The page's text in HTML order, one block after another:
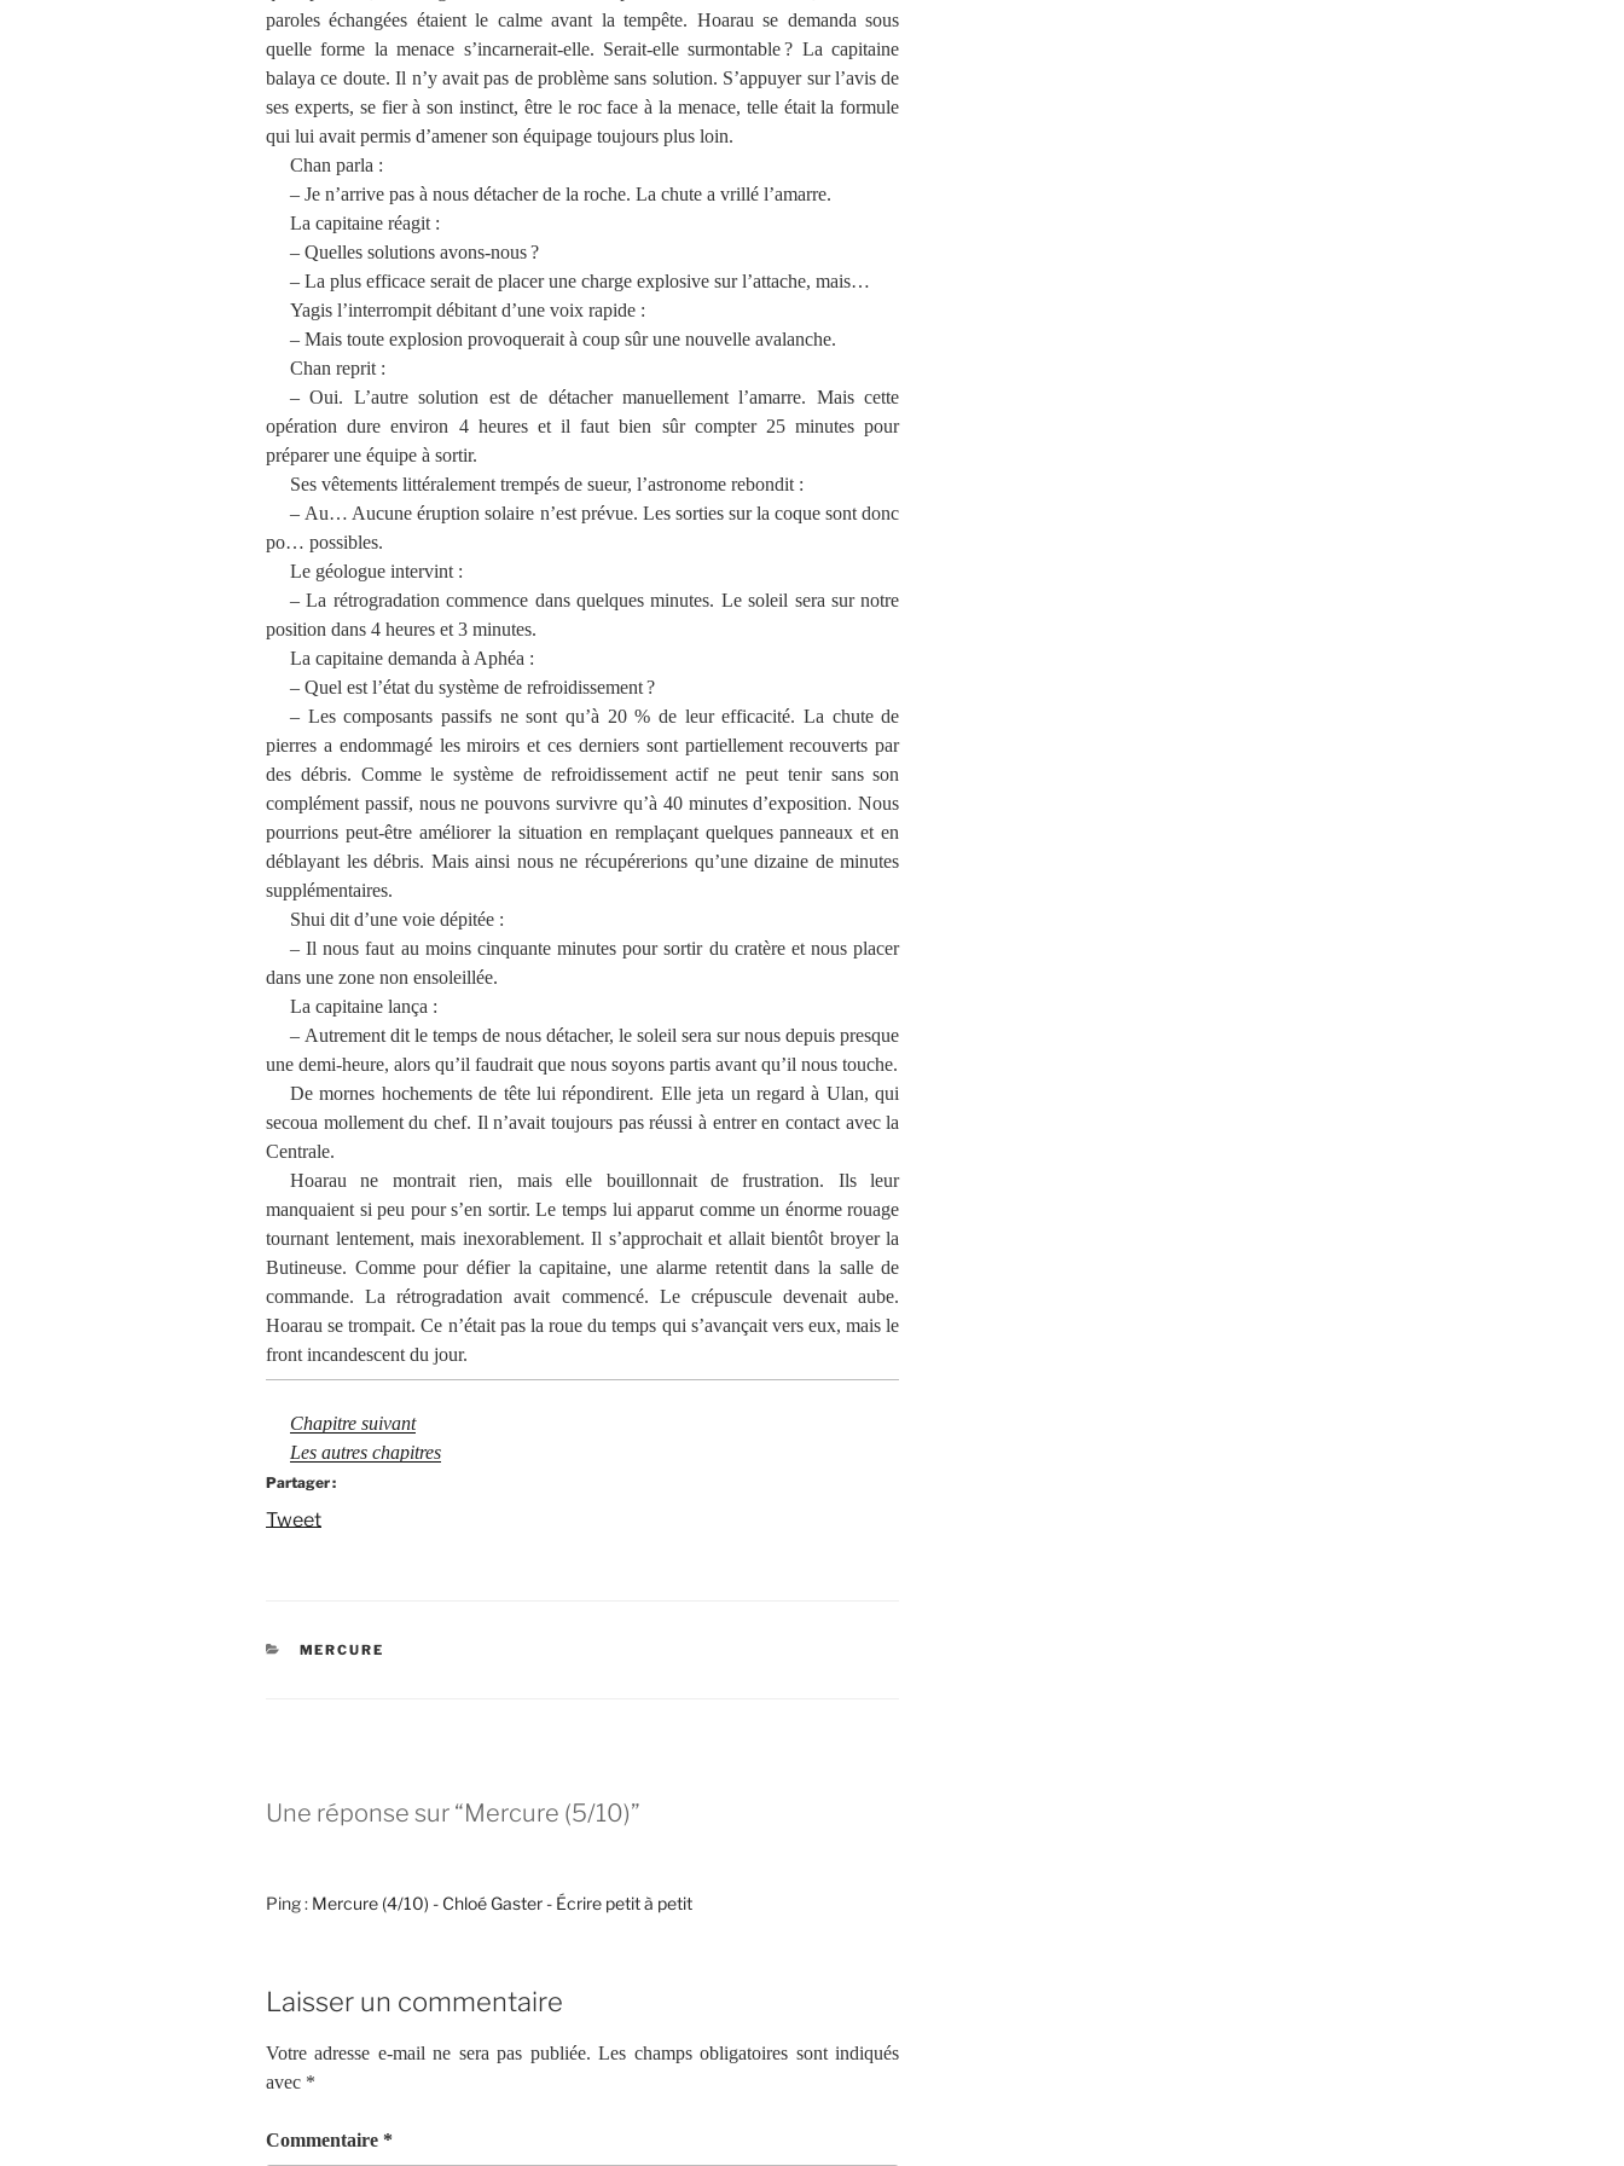
paroles échangées étaient le calme avant la tempête. Hoarau se demanda sous
quelle forme la menace s’incarnerait-elle. Serait-elle surmontable ? La capitaine
balaya ce doute. Il n’y avait pas de problème sans solution. S’appuyer sur l’avis de
ses experts, se fier à son instinct, être le roc face à la menace, telle était la formule
qui lui avait permis d’amener son équipage toujours plus loin.
Chan parla :
– Je n’arrive pas à nous détacher de la roche. La chute a vrillé l’amarre.
La capitaine réagit :
– Quelles solutions avons-nous ?
– La plus efficace serait de placer une charge explosive sur l’attache, mais…
Yagis l’interrompit débitant d’une voix rapide :
– Mais toute explosion provoquerait à coup sûr une nouvelle avalanche.
Chan reprit :
– Oui. L’autre solution est de détacher manuellement l’amarre. Mais cette
opération dure environ 4 heures et il faut bien sûr compter 25 minutes pour
préparer une équipe à sortir.
Ses vêtements littéralement trempés de sueur, l’astronome rebondit :
– Au… Aucune éruption solaire n’est prévue. Les sorties sur la coque sont donc
po… possibles.
Le géologue intervint :
– La rétrogradation commence dans quelques minutes. Le soleil sera sur notre
position dans 4 heures et 3 minutes.
La capitaine demanda à Aphéa :
– Quel est l’état du système de refroidissement ?
– Les composants passifs ne sont qu’à 20 % de leur efficacité. La chute de
pierres a endommagé les miroirs et ces derniers sont partiellement recouverts par
des débris. Comme le système de refroidissement actif ne peut tenir sans son
complément passif, nous ne pouvons survivre qu’à 40 minutes d’exposition. Nous
pourrions peut-être améliorer la situation en remplaçant quelques panneaux et en
déblayant les débris. Mais ainsi nous ne récupérerions qu’une dizaine de minutes
supplémentaires.
Shui dit d’une voie dépitée :
– Il nous faut au moins cinquante minutes pour sortir du cratère et nous placer
dans une zone non ensoleillée.
La capitaine lança :
– Autrement dit le temps de nous détacher, le soleil sera sur nous depuis presque
une demi-heure, alors qu’il faudrait que nous soyons partis avant qu’il nous touche.
De mornes hochements de tête lui répondirent. Elle jeta un regard à Ulan, qui
secoua mollement du chef. Il n’avait toujours pas réussi à entrer en contact avec la
Centrale.
Hoarau ne montrait rien, mais elle bouillonnait de frustration. Ils leur
manquaient si peu pour s’en sortir. Le temps lui apparut comme un énorme rouage
tournant lentement, mais inexorablement. Il s’approchait et allait bientôt broyer la
Butineuse. Comme pour défier la capitaine, une alarme retentit dans la salle de
commande. La rétrogradation avait commencé. Le crépuscule devenait aube.
Hoarau se trompait. Ce n’était pas la roue du temps qui s’avançait vers eux, mais le
front incandescent du jour.
Chapitre suivant
Les autres chapitres
Partager :
Tweet
CATÉGORIES
MERCURE
Une réponse sur “Mercure (5/10)”
Ping : Mercure (4/10) - Chloé Gaster - Écrire petit à petit
Laisser un commentaire
Votre adresse e-mail ne sera pas publiée. Les champs obligatoires sont indiqués
avec *
Commentaire *